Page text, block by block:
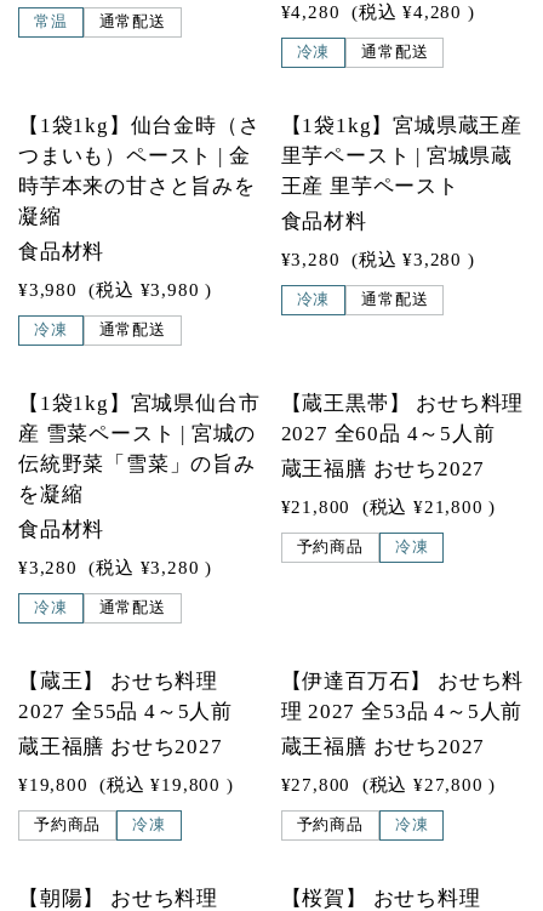
常温 通常配送 ¥4,280 (税込 ¥4,280 )
冷凍 通常配送
SOLD OUT
【1袋1kg】仙台金時（さ
つまいも）ペースト | 金
時芋本来の甘さと旨みを
凝縮
食品材料
¥3,980 (税込 ¥3,980 )
冷凍 通常配送
【1袋1kg】宮城県蔵王産
里芋ペースト | 宮城県蔵
王産 里芋ペースト
食品材料
¥3,280 (税込 ¥3,280 )
冷凍 通常配送
【1袋1kg】宮城県仙台市
産 雪菜ペースト | 宮城の
伝統野菜「雪菜」の旨み
を凝縮
食品材料
¥3,280 (税込 ¥3,280 )
冷凍 通常配送
【蔵王黒帯】 おせち料理
2027 全60品 4～5人前
蔵王福膳 おせち2027
¥21,800 (税込 ¥21,800 )
予約商品 冷凍
【蔵王】 おせち料理
2027 全55品 4～5人前
蔵王福膳 おせち2027
¥19,800 (税込 ¥19,800 )
予約商品 冷凍
【伊達百万石】 おせち料
理 2027 全53品 4～5人前
蔵王福膳 おせち2027
¥27,800 (税込 ¥27,800 )
予約商品 冷凍
【朝陽】 おせち料理
【桜賀】 おせち料理